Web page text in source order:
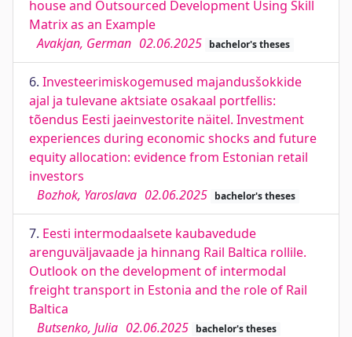
house and Outsourced Development Using Skill
Matrix as an Example
Avakjan, German 02.06.2025 bachelor's theses
6. Investeerimiskogemused majandusšokkide
ajal ja tulevane aktsiate osakaal portfellis:
tõendus Eesti jaeinvestorite näitel. Investment
experiences during economic shocks and future
equity allocation: evidence from Estonian retail
investors
Bozhok, Yaroslava 02.06.2025 bachelor's theses
7. Eesti intermodaalsete kaubavedude
arenguväljavaade ja hinnang Rail Baltica rollile.
Outlook on the development of intermodal
freight transport in Estonia and the role of Rail
Baltica
Butsenko, Julia 02.06.2025 bachelor's theses